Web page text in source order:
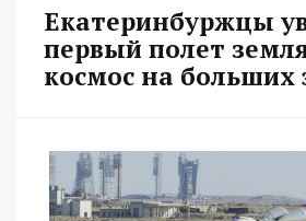
Екатеринбуржцы
первый полет
космос на больших